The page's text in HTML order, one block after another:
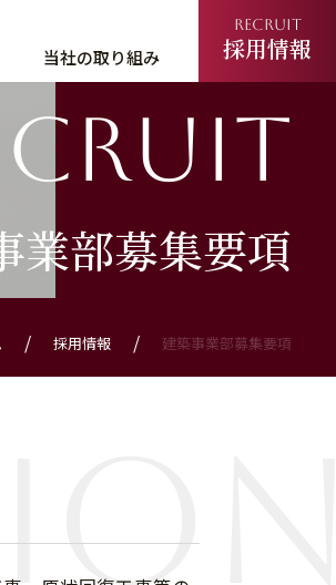
当社の取り組み
RECRUIT
採用情報
業部募集要項
採用情報 建築事業部募集要項